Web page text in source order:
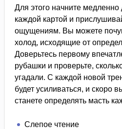
Для этого начните медленно
каждой картой и
ощущениям. Вы можете
холод, исходящие от
Доверьтесь первому
рубашки и проверьте,
угадали. С каждой новой
будет усиливаться, и скоро
станете определять масть
Слепое чтение